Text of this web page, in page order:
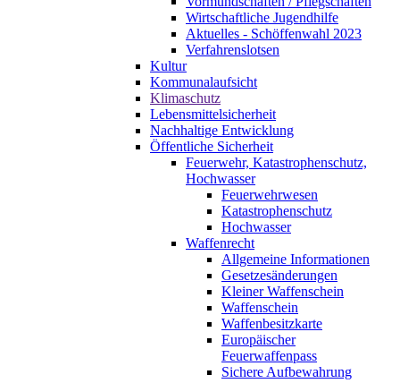
Wirtschaftliche Jugendhilfe
Aktuelles - Schöffenwahl 2023
Verfahrenslotsen
Kultur
Kommunalaufsicht
Klimaschutz
Lebensmittelsicherheit
Nachhaltige Entwicklung
Öffentliche Sicherheit
Feuerwehr, Katastrophenschutz,
Hochwasser
Feuerwehrwesen
Katastrophenschutz
Hochwasser
Waffenrecht
Allgemeine Informationen
Gesetzesänderungen
Kleiner Waffenschein
Waffenschein
Waffenbesitzkarte
Europäischer
Feuerwaffenpass
Sichere Aufbewahrung